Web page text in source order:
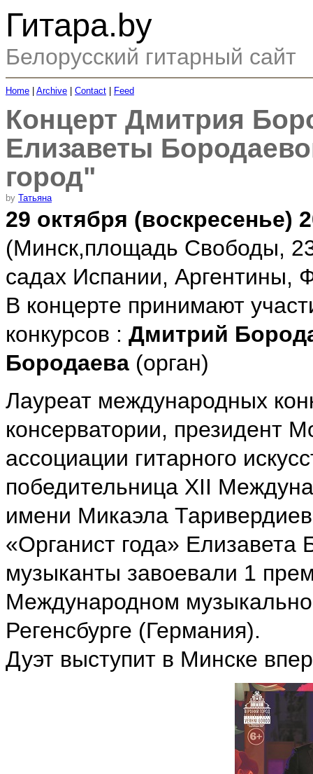
Гитара.by
Белорусский гитарный сайт
Home Archive Contact Feed
Концерт Дмитрия
Елизаветы
город"
by Татьяна
29 октября (воскресенье)
(Минск,площадь Свободы,
садах Испании, Аргентины,
В концерте принимают
конкурсов : Дмитрий
Бородаева (орган)
Лауреат международных
консерватории, президент
ассоциации гитарного
победительница XII
имени Микаэла
«Органист года» Елизавета
музыканты завоевали 1
Международном
Регенсбурге (Германия).
Дуэт выступит в Минске